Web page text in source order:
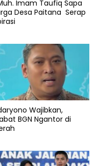
Imam Taufiq Sapa
Desa Paitana Serap
Wajibkan,
BGN Ngantor di